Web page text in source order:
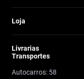
Loja
Livrarias
Transportes
Autocarros: 58